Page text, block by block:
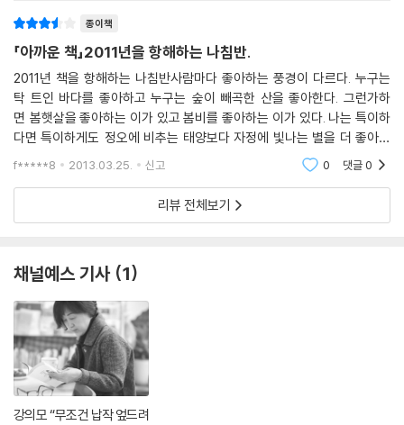
---이진숙, 「아름다움의 귀환을 촉구하는 기원제」, 『보이지 않는 용』
정혜윤 CBS 라디오 PD는 시대의 광기를 이성의 빛으로 이겨 내고자 했던
버트런드 러셀의 삶을 소개하며 "세상을 철저하게 이성적으로 의심하고
비판하는 것이 우리를 구원해 줄 것이라고 믿으며 평생 인습을 경멸하고
소수파에 속하길 두려워하지 않았던" 러셀을 『로지코믹스』를 통해 꼭 만나
보라고 당부한다. 세계를 환멸 하면서도 희망을 놓지 못하는 이들이라면
더더욱 회의주의자 러셀이 죽을 때까지 간직했던 얽념에 감동할 것이다.
만화 『맬컴 엑스』는 전투적 인권 운동가의 일대기를 드라마틱한 전개로 다
터리다. 만화 평론가 김낙호는 이 책을 통해 복합적으로 얽힌 사회의 구도
속에서 선택 하나하나가 어떤 흐름을 만들어 낼 수 있는지 예상하는 사고
종이책
「아까운 책」2011년을 항해하는 나침반.
2011년 책을 항해하는 나침반사람마다 좋아하는 풍경이 다르다. 누구는
탁 트인 바다를 좋아하고 누구는 숲이 빼곡한 산을 좋아한다. 그런가하
면 봄햇살을 좋아하는 이가 있고 봄비를 좋아하는 이가 있다. 나는 특이하
다면 특이하게도 정오에 비추는 태양보다 자정에 빛나는 별을 더 좋아한
다. 마주 바라보지도 못하는 태양보다 밤하늘의 까만 공백을 메워주는 별
f*****8 2013.03.25. 신고 0 댓글0
리뷰 전체보기
채널예스 기사 1
강의모 “무조건 납작 엎드려